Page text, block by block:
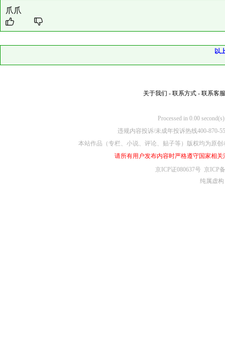
爪爪
以
关于我们 - 联系方式 - 联系客服
Processed in 0.00
违规内容投诉/未成年投诉热线400-870-
本站作品（专栏、小说、评论、贴子等）版权均为原
请所有用户发布内容时严格遵守国家相
京ICP证080637号 京ICP
纯属虚